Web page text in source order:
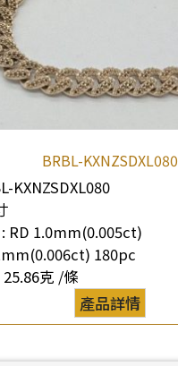
BRBL-KXNZSDXL080
KXNZSDXL080
RD 1.0mm(0.005ct)
180pc
25.86克 /條
產品詳情